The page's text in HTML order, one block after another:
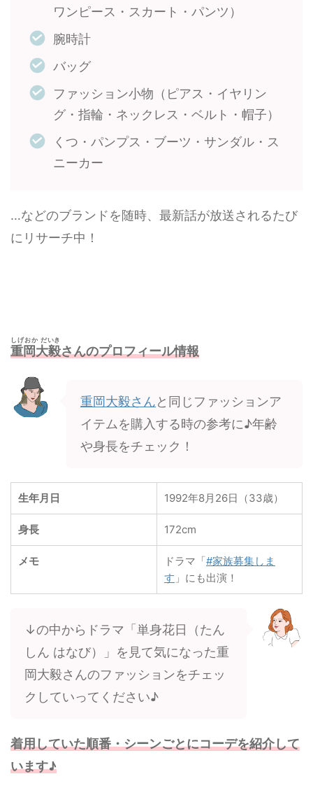
ワンピース・スカート・パンツ）
腕時計
バッグ
ファッション小物（ピアス・イヤリン
グ・指輪・ネックレス・ベルト・帽子）
くつ・パンプス・ブーツ・サンダル・ス
ニーカー
…などのブランドを随時、最新話が放送されるたび
にリサーチ中！
重岡大毅
しげおか だいき
さんのプロフィール情報
重岡大毅さんと同じファッションア
イテムを購入する時の参考に♪年齢
や身長をチェック！
生年月日 1992年8月26日（33歳）
身長 172cm
メモ ドラマ「#家族募集しま
す 」にも出演！
↓の中からドラマ「単身花日（たん
しん はなび）」を見て気になった重
岡大毅さんのファッションをチェッ
クしていってください♪
着用していた順番・シーンごとにコーデを紹介して
います♪